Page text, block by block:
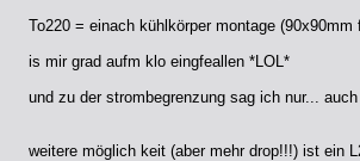
To220 = einach kühlkörper montage
is mir grad aufm klo eingfeallen *LOL*
und zu der strombegrenzung sag ich nur...
weitere möglich keit (aber mehr drop!!!) ist ein